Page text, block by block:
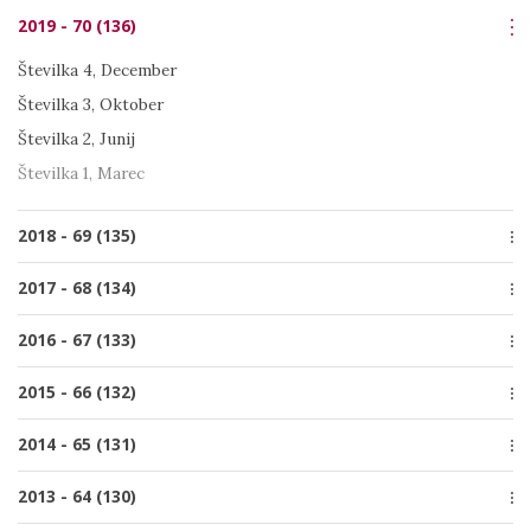
Številka 3, Oktober
Številka 1, Marec
Številka 3, Oktober
Številka 2, Junij
Številka 1, Marec
2019 - 70 (136)
Številka 4, December
Številka 3, Oktober
Številka 2, Junij
Številka 1, Marec
2018 - 69 (135)
Številka 2, Junij
2017 - 68 (134)
Številka 2, Julij
2016 - 67 (133)
Številka 2, Julij
2015 - 66 (132)
Številka 2, Julij
2014 - 65 (131)
2013 - 64 (130)